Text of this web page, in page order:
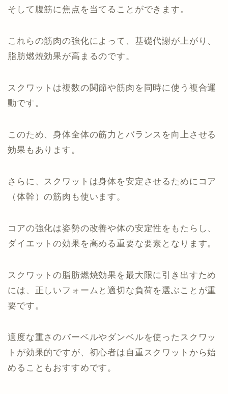
そして腹筋に焦点を当てることができます。
これらの筋肉の強化によって、基礎代謝が上がり、
脂肪燃焼効果が高まるのです。
スクワットは複数の関節や筋肉を同時に使う複合運
動です。
このため、身体全体の筋力とバランスを向上させる
効果もあります。
さらに、スクワットは身体を安定させるためにコア
（体幹）の筋肉も使います。
コアの強化は姿勢の改善や体の安定性をもたらし、
ダイエットの効果を高める重要な要素となります。
スクワットの脂肪燃焼効果を最大限に引き出すため
には、正しいフォームと適切な負荷を選ぶことが重
要です。
適度な重さのバーベルやダンベルを使ったスクワッ
トが効果的ですが、初心者は自重スクワットから始
めることもおすすめです。